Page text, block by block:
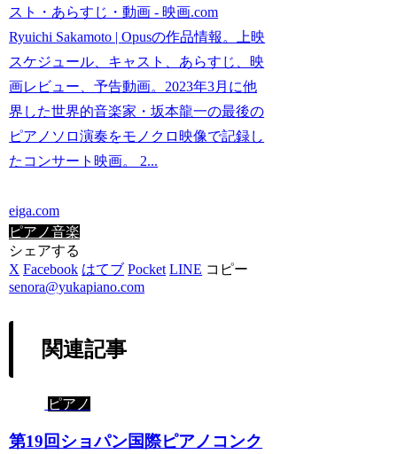
スト・あらすじ・動画 - 映画.com
Ryuichi Sakamoto | Opusの作品情報。上映
スケジュール、キャスト、あらすじ、映
画レビュー、予告動画。2023年3月に他
界した世界的音楽家・坂本龍一の最後の
ピアノソロ演奏をモノクロ映像で記録し
たコンサート映画。 2...
eiga.com
ピアノ音楽
シェアする
X Facebook はてブ Pocket LINE コピー
senora@yukapiano.com
関連記事
ピアノ
第19回ショパン国際ピアノコンク